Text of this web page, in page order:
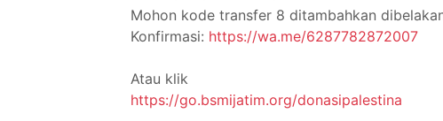
Mohon kode transfer 8 ditambahkan
Konfirmasi: https://wa.me/6287782872007
Atau klik
https://go.bsmijatim.org/donasipalestina